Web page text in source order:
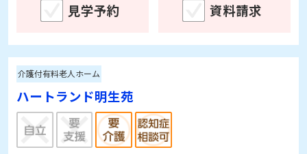
見学予約 資料請求
介護付有料老人ホーム
ハートランド明生苑